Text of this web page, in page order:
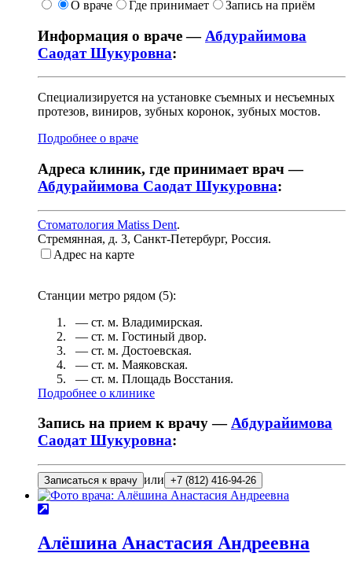
О враче
Где принимает Запись на приём
Информация о враче — Абдурайимова
Саодат Шукуровна:
Специализируется на установке съемных и несъемных
протезов, виниров, зубных коронок, зубных мостов.
Подробнее о враче
Адреса клиник, где принимает врач —
Абдурайимова Саодат Шукуровна:
Стоматология Matiss Dent.
Стремянная, д. 3, Санкт-Петербург, Россия.
Адрес на карте
Станции метро рядом (5):
— ст. м. Владимирская.
— ст. м. Гостиный двор.
— ст. м. Достоевская.
— ст. м. Маяковская.
— ст. м. Площадь Восстания.
Подробнее о клинике
Запись на прием к врачу —Абдурайимова
Саодат Шукуровна:
Записаться к врачу или +7 (812) 416-94-26
Алёшина Анастасия Андреевна